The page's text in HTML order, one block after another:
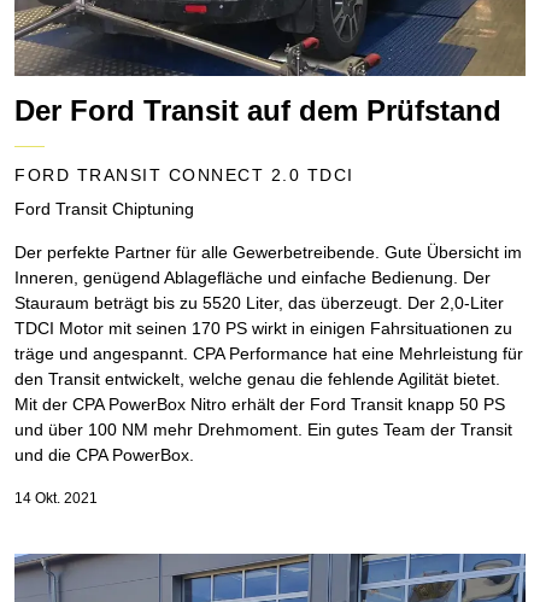
Der Ford Transit auf dem Prüfstand
FORD TRANSIT CONNECT 2.0 TDCI
Ford Transit Chiptuning
Der perfekte Partner für alle Gewerbetreibende. Gute Übersicht im
Inneren, genügend Ablagefläche und einfache Bedienung. Der
Stauraum beträgt bis zu 5520 Liter, das überzeugt. Der 2,0-Liter
TDCI Motor mit seinen 170 PS wirkt in einigen Fahrsituationen zu
träge und angespannt. CPA Performance hat eine Mehrleistung für
den Transit entwickelt, welche genau die fehlende Agilität bietet.
Mit der CPA PowerBox Nitro erhält der Ford Transit knapp 50 PS
und über 100 NM mehr Drehmoment. Ein gutes Team der Transit
und die CPA PowerBox.
14 Okt. 2021